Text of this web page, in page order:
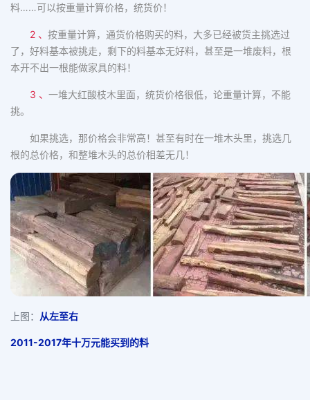
料……可以按重量计算价格，统货价！
2 、 按重量计算，通货价格购买的料，大多已经被货主挑选过
了，好料基本被挑走，剩下的料基本无好料，甚至是一堆废料，根
本开不出一根能做家具的料！
3 、 一堆大红酸枝木里面，统货价格很低，论重量计算，不能
挑。
如果挑选，那价格会非常高！甚至有时在一堆木头里，挑选几
根的总价格，和整堆木头的总价相差无几！
上图： 从左至右
2011-2017年十万元能买到的料